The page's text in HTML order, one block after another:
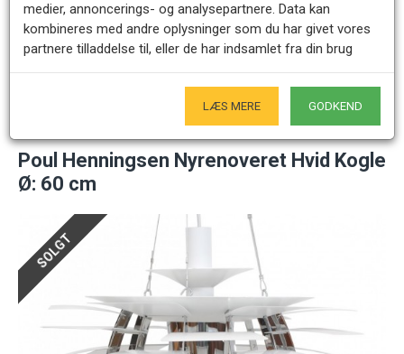
Kundeservice +45 28491875
Mandag - Fredag 9.00 - 17.00
Åbningstider showroom
Kun på forudgående aftale - Hverdage
Poul Henningsen Nyrenoveret Hvid Kogle
Ø: 60 cm
SOLGT
medier, annoncerings- og analysepartnere. Data kan
kombineres med andre oplysninger som du har givet vores
partnere tilladdelse til, eller de har indsamlet fra din brug
LÆS MERE GODKEND